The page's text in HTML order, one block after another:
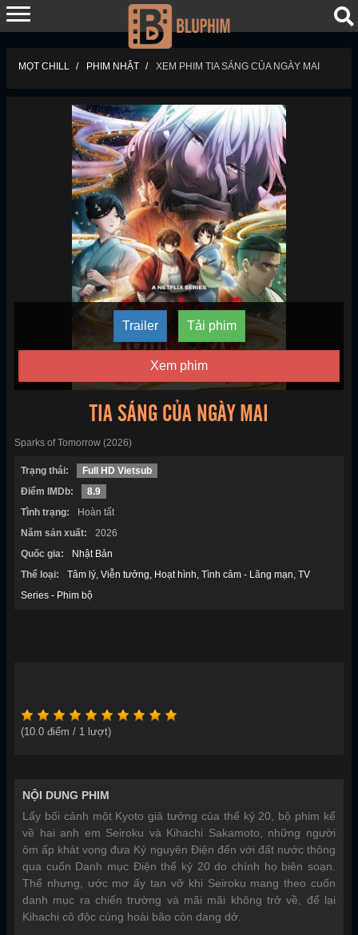
MỌT CHILL PHIM NHẬT XEM PHIM TIA SÁNG CỦA NGÀY MAI
Trailer Tải phim
Xem phim
TIA SÁNG CỦA NGÀY MAI
Sparks of Tomorrow (2026)
Trạng thái:
Full HD Vietsub
Điểm IMDb:
8.9
Tình trạng:
Hoàn tất
Năm sản xuất:
2026
Quốc gia:
Nhật Bản
Thể loại:
Tâm lý Viễn tưởng Hoạt hình Tình cảm - Lãng mạn TV
Series - Phim bộ
(10.0 điểm / 1 lượt)
NỘI DUNG PHIM
Lấy bối cảnh một Kyoto giả tưởng của thế kỷ 20, bộ phim kể
về hai anh em Seiroku và Kihachi Sakamoto, những người
ôm ấp khát vọng đưa Kỷ nguyên Điện đến với đất nước thông
qua cuốn Danh mục Điện thế kỷ 20 do chính họ biên soạn.
Thế nhưng, ước mơ ấy tan vỡ khi Seiroku mang theo cuốn
danh mục ra chiến trường và mãi mãi không trở về, để lại
Kihachi cô độc cùng hoài bão còn dang dở.